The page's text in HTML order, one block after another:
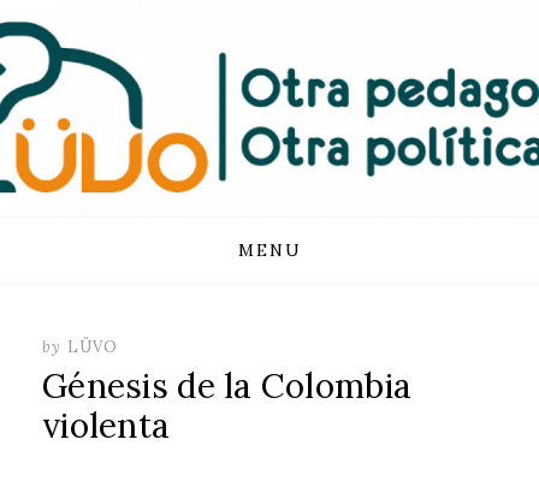
FUNDACIÓN
LUVO
MENU
by LÜVO
Génesis de la Colombia
violenta